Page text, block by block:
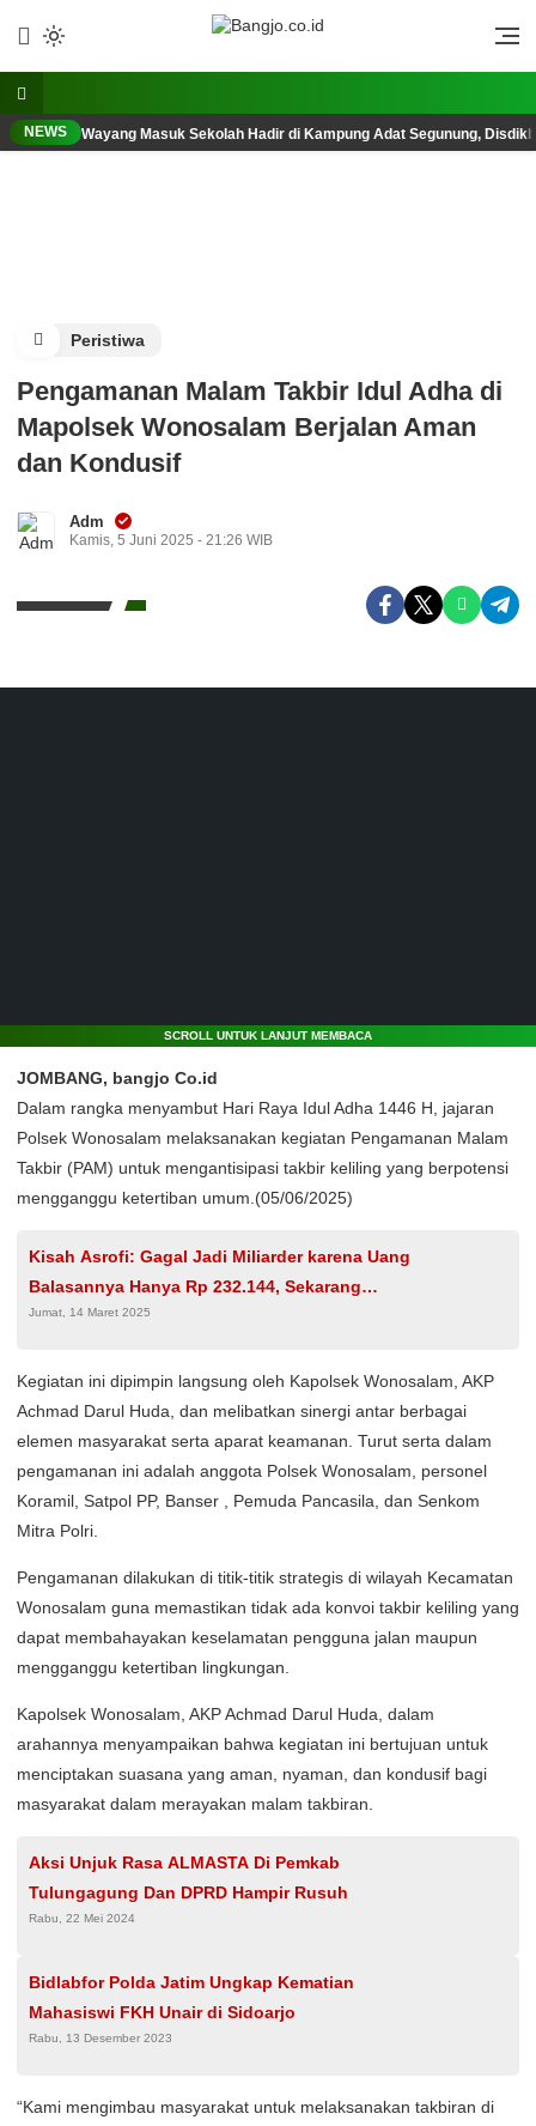
NEWS Wayang Masuk Sekolah Hadir di Kampung Adat Segunung,
Peristiwa
Pengamanan Malam Takbir Idul Adha di
Mapolsek Wonosalam Berjalan Aman
dan Kondusif
Adm
Kamis, 5 Juni 2025 - 21:26 WIB
SCROLL UNTUK LANJUT MEMBACA
JOMBANG, bangjo Co.id
Dalam rangka menyambut Hari Raya Idul Adha 1446 H, jajaran
Polsek Wonosalam melaksanakan kegiatan Pengamanan Malam
Takbir (PAM) untuk mengantisipasi takbir keliling yang berpotensi
mengganggu ketertiban umum.(05/06/2025)
Kisah Asrofi: Gagal Jadi Miliarder karena Uang
Balasannya Hanya Rp 232.144, Sekarang
Hanya Bergantung pada Sedekah
Jumat, 14 Maret 2025
Kegiatan ini dipimpin langsung oleh Kapolsek Wonosalam, AKP
Achmad Darul Huda, dan melibatkan sinergi antar berbagai
elemen masyarakat serta aparat keamanan. Turut serta dalam
pengamanan ini adalah anggota Polsek Wonosalam, personel
Koramil, Satpol PP, Banser , Pemuda Pancasila, dan Senkom
Mitra Polri.
Pengamanan dilakukan di titik-titik strategis di wilayah Kecamatan
Wonosalam guna memastikan tidak ada konvoi takbir keliling yang
dapat membahayakan keselamatan pengguna jalan maupun
mengganggu ketertiban lingkungan.
Kapolsek Wonosalam, AKP Achmad Darul Huda, dalam
arahannya menyampaikan bahwa kegiatan ini bertujuan untuk
menciptakan suasana yang aman, nyaman, dan kondusif bagi
masyarakat dalam merayakan malam takbiran.
Aksi Unjuk Rasa ALMASTA Di Pemkab
Tulungagung Dan DPRD Hampir Rusuh
Rabu, 22 Mei 2024
Bidlabfor Polda Jatim Ungkap Kematian
Mahasiswi FKH Unair di Sidoarjo
Rabu, 13 Desember 2023
“Kami mengimbau masyarakat untuk melaksanakan takbiran di